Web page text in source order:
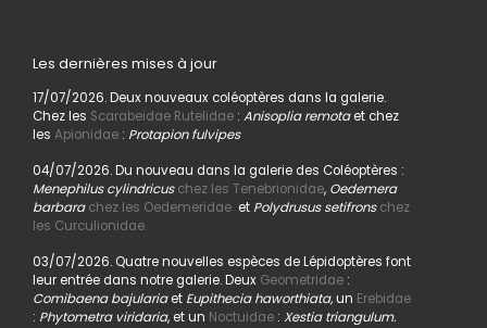
Les dernières mises à jour
17/07/2026. Deux nouveaux coléoptères dans la galerie.
Chez les Scarabeidae Rutelidae: Anisoplia remotaet chez
les Apionidae: Protapion fulvipes
04/07/2026. Du nouveau dans la galerie des Coléoptères :
Menephilus cylindricus chez les Tenebrionidae,Oedemera
barbara chez les Oedemeridaeet Polydrusus setifrons chez
les Curculionidae.
03/07/2026. Quatre nouvelles espèces de Lépidoptères font
leur entrée dans notre galerie. Deux Geometridae:
Comibaena bajulariaet Eupithecia haworthiata,un Erebidae
: Phytometra viridaria, et un Noctuidae: Xestia triangulum.